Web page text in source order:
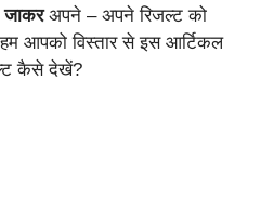
अपने – अपने रिजल्ट को
आपको विस्तार से इस आर्टिकल
कैसे देखें?